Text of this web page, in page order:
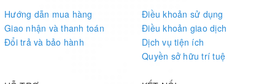
Hướng dẫn mua hàng
Giao nhận và thanh toán
Đổi trả và bảo hành
Điều khoản sử dụng
Điều khoản giao dịch
Dịch vụ tiện ích
Quyền sở hữu trí tuệ